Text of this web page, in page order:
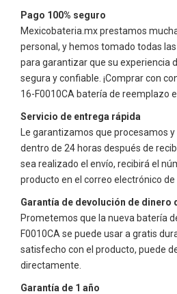
Pago 100% seguro
Mexicobateria.mx prestamos
personal, y hemos tomado todas
para garantizar que su experiencia
segura y confiable. ¡Comprar con
16-F0010CA batería de reemplazo
Servicio de entrega rápida
Le garantizamos que procesamos
dentro de 24 horas después de
sea realizado el envío, recibirá el
producto en el correo electrónico de
Garantía de devolución de dinero
Prometemos que la nueva batería
F0010CA se puede usar a gratis
satisfecho con el producto, puede
directamente.
Garantía de 1 año